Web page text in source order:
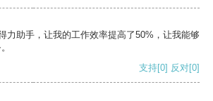
力助手，让我的工作效率提高了50%，让我能够
支持[0] 反对[0]